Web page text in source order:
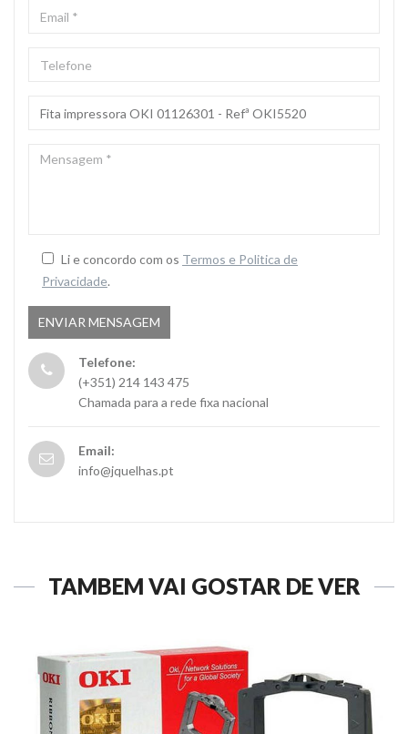
Li e concordo com os Termos e Politica de
Privacidade.
Telefone:
(+351) 214 143 475
Chamada para a rede fixa nacional
Email:
info@jquelhas.pt
TAMBÉM VAI GOSTAR DE VER